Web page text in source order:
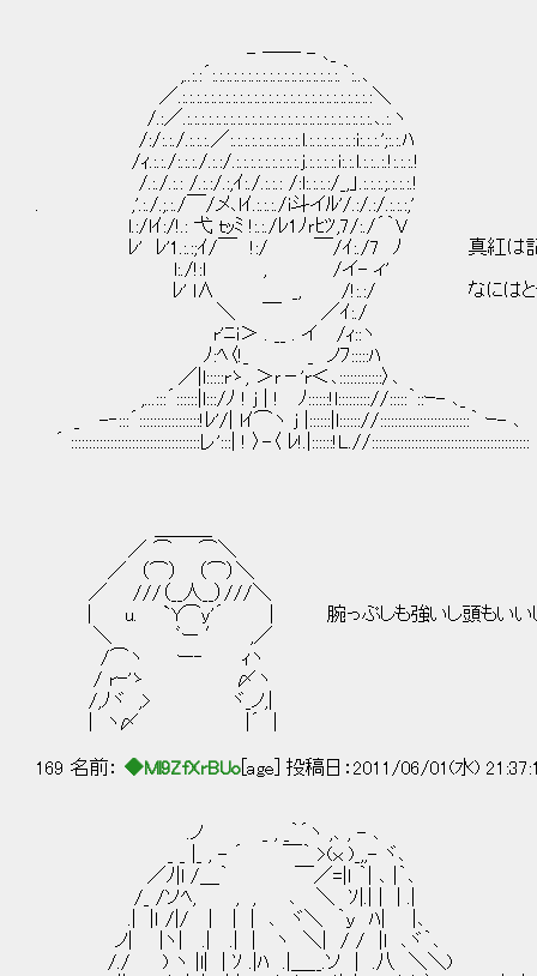
- ―― - ､_
,..:.:´:.:.:.:.:.:.:.:.:.:.:.:.:.:.:.:.:.:.｀:..､
／.:.:.:.:.:.:.:.:.:.:.:.:.:.:.:.:.:.:.:.:.:.:.:.:.:.:.:＼
/.:／.:.:.:.:.:.:.:.:.:.:.:.:.:.:.:.:.:.:.:.:.:.:.:.:.:.:.､.:.ヽ
/:/:.:./.:.:.:.／:.:.:.:.:.:.:.:.:.:.l.:.:.:.:.:.:.:i:.:.:.';:.:.ﾊ
/ｨ.:.:./:.:.:./.:.:/.:.:.:.:.:.:.:.:.:.j.:.:.:.:.i:.:.l.:.:..:.!:.:.:.!
/.:./.:.: /.:.:/.:,ｲ:./.:.:.: /:l:.:.:.:/_,」.:.:.:.;.:.:.:.!
. ,'.:./.;.:./￣/メ､lｲ.:.:.:./i斗イﾙ'/.:/.:/.:.:.:,'
l.:/lｲ:/!.: 弋 ｔｯﾐ !:.:./ﾚ1ﾉｒﾋﾂ,7/:./´｀V
ﾚ' ﾚ'1.:.:;ｲ/￣ !:/ ￣/ｲ:./7 ﾉ 真紅は記憶を失う
l:./!:l , /イ- ィ'
ﾚ' l∧ _, /!:.:/ なにはともあれ
＼ ￣ ／ｲ:./
r'ﾆi＞ . __ . イ /ｨ::ヽ
ﾉ:ﾍ〈!_ _ ノﾌ:::::ﾊ
／|l:::::rゝ, ＞ｒ－'r＜､::::::::::::〉､
,...:::´::::::|l:::/ﾉ ! j | ! ﾉ::::::!l::::::::://:::::｀::ｰ- ､_
_ -‐:::´:::::::::::::::::!ﾚ'/| lｲ⌒ヽ j |::::::|l:::::://:::::::::::::::::::::::::｀ ｰ- ､
´ ::::::::::::::::::::::::::::::::::::レ':::| ! 〉-〈 ﾚ!.|::::::!L.//::::::::::::::::::::::::::::::::::::::::::::
／ ⌒ ⌒＼
／ （⌒） （⌒）＼
／ ///（__人__）///＼
| u. `Y⌒y'´ | 腕っぷしも強いし頭もいいし美人
＼ ﾞー ′ ,／
/⌒ヽ ー‐ ｨヽ
/ rｰ'ゝ 〆ヽ
/,ﾉヾ ,> ヾ_ノ,|
| ヽ〆 |´ |
169 名前： ◆Ml9ZfXrBUo [age] 投稿日：2011/06/01(水)
.ノ _ , _｀´ヽ ,､ , - ､
_ _ |_ , - ´ ￣｀ >(ｘ )_,,- ヾ､
／ﾉ|l /＿｀ ￣／=|ｌ ｀| ､ |｀､
/_ /ソﾍ, , , ､ ＼ ｿ|.| | | .|
.| |ｌ /|/ | | | ､ ヾ＼ ｀ｙ ﾊ| |､
ノ| |ヽ| .| .| | ヽ ＼| / / |l ､ヾ｀､
/./ ) ヽ |l| | ｿ .|ﾊ .|＿__.ソ | .八 ＼＼)